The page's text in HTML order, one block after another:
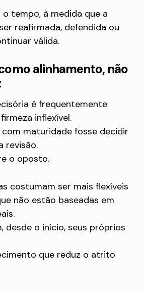
o tempo, à medida que a
reafirmada, defendida ou
válida.
alinhamento, não
é frequentemente
inflexível.
maturidade fosse decidir
revisão.
o oposto.
costumam ser mais flexíveis
não estão baseadas em
desde o início, seus próprios
que reduz o atrito